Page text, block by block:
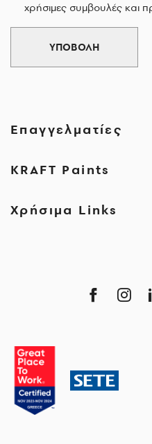
χρήσιμες συμβουλές και
ΥΠΟΒΟΛΗ
Επαγγελματίες
KRAFT Paints
Χρήσιμα Links